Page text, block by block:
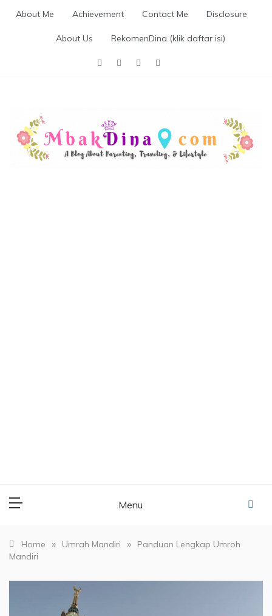
About Me Achievement Contact Me Disclosure
About Us RekomenDina (klik daftar isi)
Menu
Home » Umrah Mandiri »
Panduan Lengkap Umroh
Mandiri